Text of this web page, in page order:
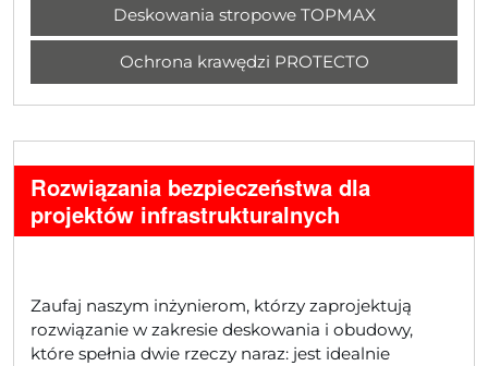
Deskowania stropowe TOPMAX
Ochrona krawędzi PROTECTO
Rozwiązania bezpieczeństwa dla
projektów infrastrukturalnych
Zaufaj naszym inżynierom, którzy zaprojektują
rozwiązanie w zakresie deskowania i obudowy,
które spełnia dwie rzeczy naraz: jest idealnie